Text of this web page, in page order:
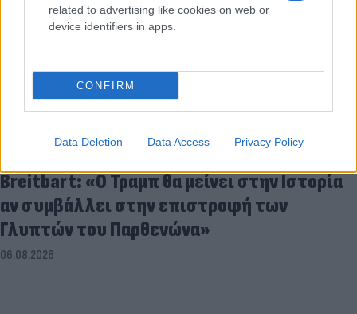
related to advertising like cookies on web or
device identifiers in apps.
CONFIRM
Data Deletion Data Access Privacy Policy
Breitbart: «Ο Τραμπ θα μείνει στην Ιστορία
αν συμβάλλει στην επιστροφή των
Γλυπτών του Παρθενώνα»
06.08.2026